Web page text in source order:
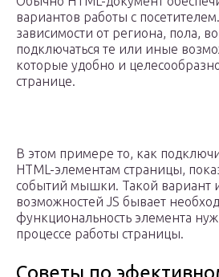
вариантов работы с
зависимости от региона, пола,
подключаться те или иные
которые удобно и
странице.
В этом примере то, как
HTML-элементам страницы,
событий мышки. Такой вариант
возможностей JS бывает
функциональность элемента
процессе работы страницы.